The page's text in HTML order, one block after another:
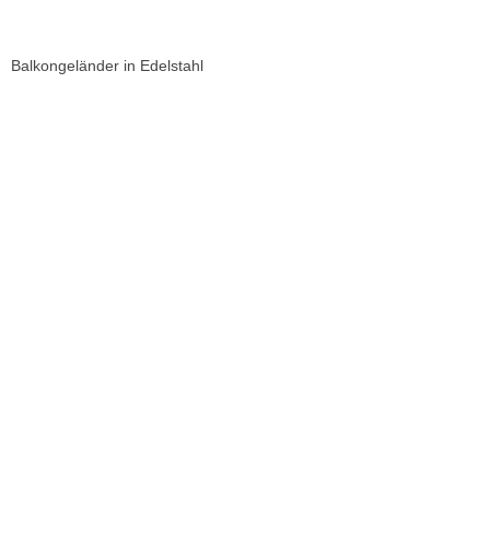
Balkongeländer in Edelstahl